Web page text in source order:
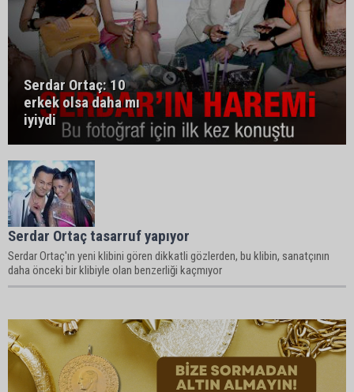
Serdar Ortaç: 10
erkek olsa daha mı
iyiydi
Serdar Ortaç tasarruf yapıyor
Serdar Ortaç'ın yeni klibini gören dikkatli gözlerden, bu klibin, sanatçının
daha önceki bir klibiyle olan benzerliği kaçmıyor